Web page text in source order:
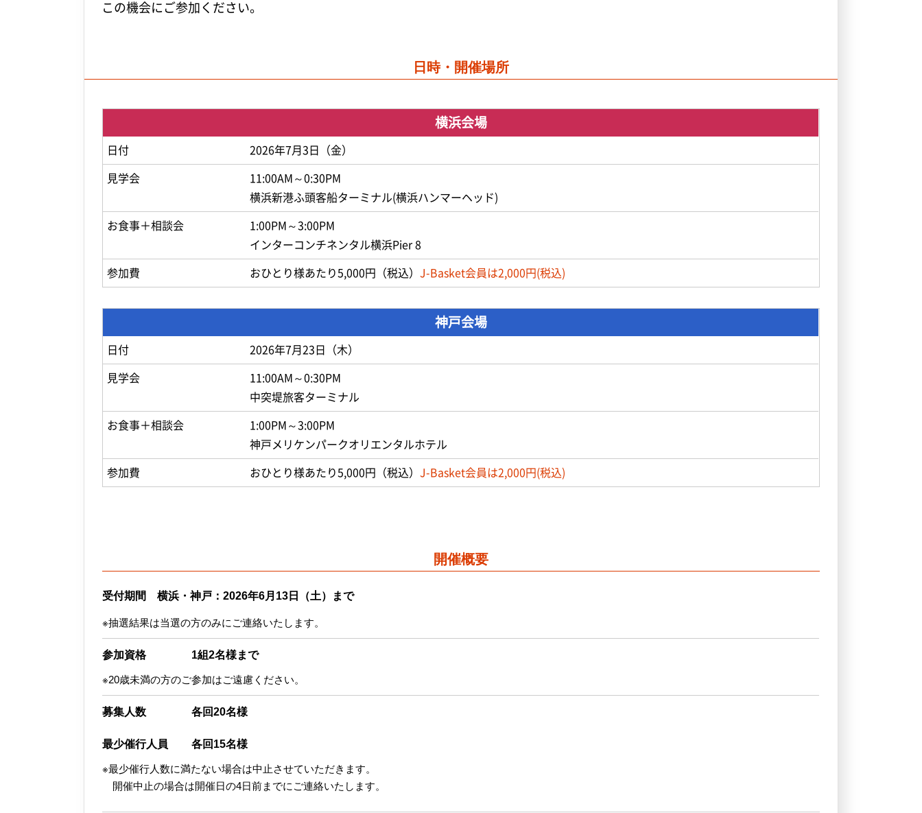
この機会にご参加ください。
日時・開催場所
横浜会場
日付 2026年7月3日（金）
見学会
11:00AM～0:30PM
横浜新港ふ頭客船ターミナル(横浜ハンマーヘッド)
お食事＋相談会
1:00PM～3:00PM
インターコンチネンタル横浜Pier 8
参加費 おひとり様あたり5,000円（税込） J-Basket会員は2,000円(税込)
神戸会場
日付 2026年7月23日（木）
見学会
11:00AM～0:30PM
中突堤旅客ターミナル
お食事＋相談会
1:00PM～3:00PM
神戸メリケンパークオリエンタルホテル
参加費 おひとり様あたり5,000円（税込） J-Basket会員は2,000円(税込)
開催概要
受付期間 横浜・神戸：2026年6月13日（土）まで
※抽選結果は当選の方のみにご連絡いたします。
参加資格 1組2名様まで
※20歳未満の方のご参加はご遠慮ください。
募集人数 各回20名様
最少催行人員 各回15名様
※最少催行人数に満たない場合は中止させていただきます。
開催中止の場合は開催日の4日前までにご連絡いたします。